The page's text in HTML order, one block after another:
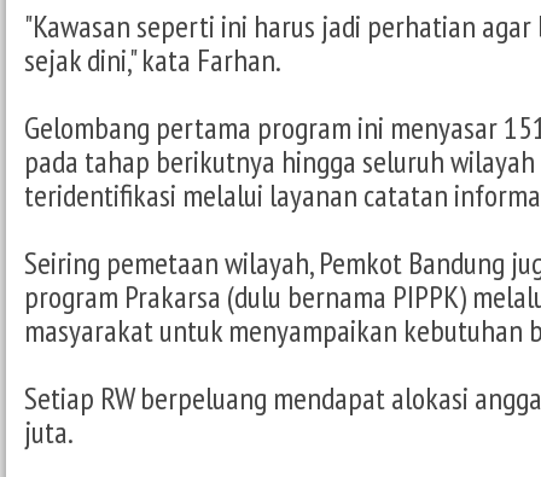
"Kawasan seperti ini harus jadi perhatian
sejak dini," kata Farhan.
Gelombang pertama program ini menyasar
pada tahap berikutnya hingga seluruh
teridentifikasi melalui layanan catatan
Seiring pemetaan wilayah, Pemkot Bandung
program Prakarsa (dulu bernama PIPPK)
masyarakat untuk menyampaikan kebutuhan
Setiap RW berpeluang mendapat alokasi
juta.